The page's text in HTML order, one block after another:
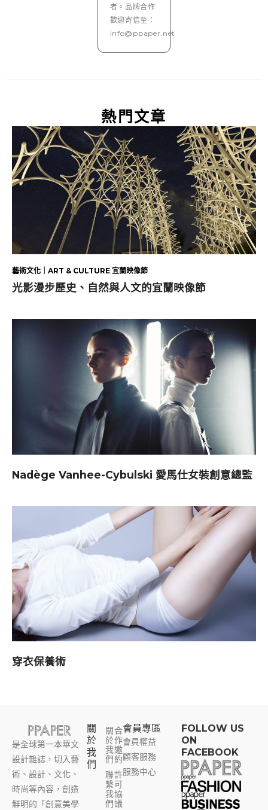
者。品牌合作
歡迎寄信至：
info@ppaper.net
熱門文章
藝術文化｜ART & CULTURE 宜蘭映像節
光影漫步歷史、自然與人文的宜蘭映像節
Nadège Vanhee-Cybulski 愛馬仕女裝創意總監
穿衣保養術
是全球第一本華文
設計雜誌，切入藝
術、設計、文化、
時尚等內容，創造
鮮明的「創意美學
關
於
我
們
關
於
我
們
聯
繫
我
們
合
作
邀
約
許
可
協
議
會員專區​
會員權益
顧客服務
服務中心
FOLLOW US
ON
FACEBOOK